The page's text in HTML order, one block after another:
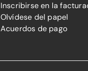
Inscribirse en la
Olvídese del papel
Acuerdos de pago